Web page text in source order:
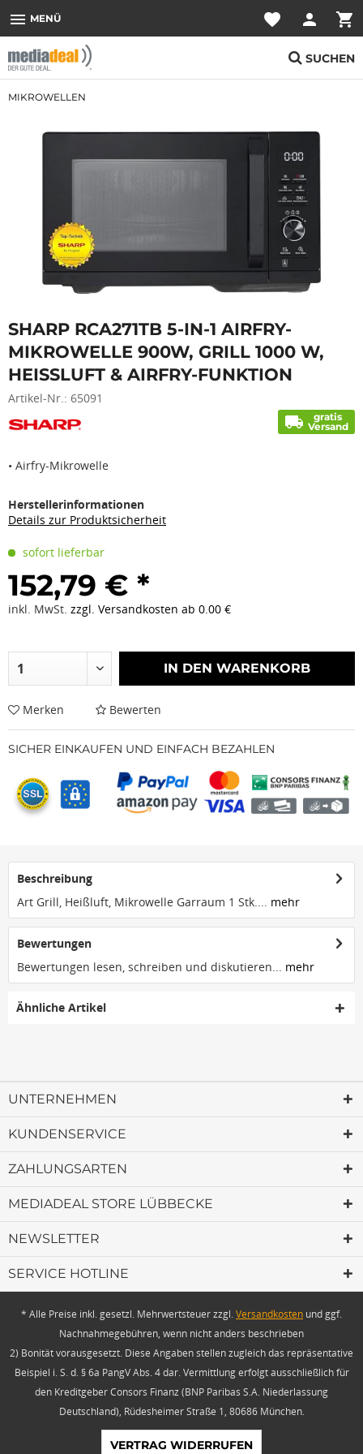
menu MENÜ favorite person shopping_cart
SUCHEN
MIKROWELLEN
SHARP RCA271TB 5-IN-1 AIRFRY-
MIKROWELLE 900W, GRILL 1000 W,
HEISSLUFT & AIRFRY-FUNKTION
Artikel-Nr.: 65091
local_shipping
gratis
Versand
• Airfry-Mikrowelle
Herstellerinformationen
Details zur Produktsicherheit
sofort lieferbar
152,79 € *
inkl. MwSt. zzgl. Versandkosten ab 0.00 €
IN DEN WARENKORB
Merken Bewerten
SICHER EINKAUFEN UND EINFACH BEZAHLEN
Beschreibung
Art Grill, Heißluft, Mikrowelle Garraum 1 Stk.... mehr
Bewertungen
Bewertungen lesen, schreiben und diskutieren... mehr
Ähnliche Artikel
UNTERNEHMEN
KUNDENSERVICE
ZAHLUNGSARTEN
MEDIADEAL STORE LÜBBECKE
NEWSLETTER
SERVICE HOTLINE
* Alle Preise inkl. gesetzl. Mehrwertsteuer zzgl.Versandkosten und ggf.
Nachnahmegebühren, wenn nicht anders beschrieben
2) Bonität vorausgesetzt. Diese Angaben stellen zugleich das repräsentative
Beispiel i. S. d. § 6a PangV Abs. 4 dar. Vermittlung erfolgt ausschließlich für
den Kreditgeber Consors Finanz (BNP Paribas S.A. Niederlassung
Deutschland), Rüdesheimer Straße 1, 80686 München.
VERTRAG WIDERRUFEN